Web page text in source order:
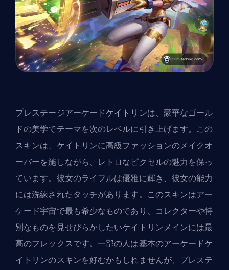
プレステージアーケードケイトリンは、豪華なゴール
ドの美学でテーマを次のレベルに引き上げます。この
スキンは、ケイトリンに高級ファッションのメイクオ
ーバーを施しながら、レトロなピクセルの魅力を保っ
ています。彼女のライフルは優雅に輝き、彼女の能力
には洗練されたタッチがあります。このスキンはアー
ケード宇宙で最も希少なものであり、コレクターや特
別なものを見せびらかしたいケイトリンメインには最
高のフレックスです。一部の人は基本のアーケードケ
イトリンのスキンを好むかもしれませんが、プレステ